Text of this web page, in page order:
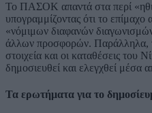
Το ΠΑΣΟΚ απαντά στα περί
υπογραμμίζοντας ότι το
«νόμιμων διαφανών
άλλων προσφορών. Παράλληλα,
στοιχεία και οι καταθέσεις
δημοσιευθεί και ελεγχθεί μέσα
Τα ερωτήματα για το